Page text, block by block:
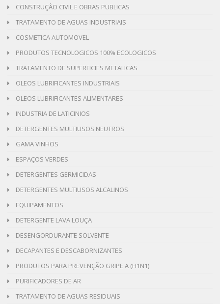
CONSTRUÇÂO CIVIL E OBRAS PUBLICAS
TRATAMENTO DE AGUAS INDUSTRIAIS
COSMETICA AUTOMOVEL
PRODUTOS TECNOLOGICOS 100% ECOLOGICOS
TRATAMENTO DE SUPERFICIES METALICAS
OLEOS LUBRIFICANTES INDUSTRIAIS
OLEOS LUBRIFICANTES ALIMENTARES
INDUSTRIA DE LATICINIOS
DETERGENTES MULTIUSOS NEUTROS
GAMA VINHOS
ESPAÇOS VERDES
DETERGENTES GERMICIDAS
DETERGENTES MULTIUSOS ALCALINOS
EQUIPAMENTOS
DETERGENTE LAVA LOUÇA
DESENGORDURANTE SOLVENTE
DECAPANTES E DESCABORNIZANTES
PRODUTOS PARA PREVENÇÃO GRIPE A (H1N1)
PURIFICADORES DE AR
TRATAMENTO DE AGUAS RESIDUAIS